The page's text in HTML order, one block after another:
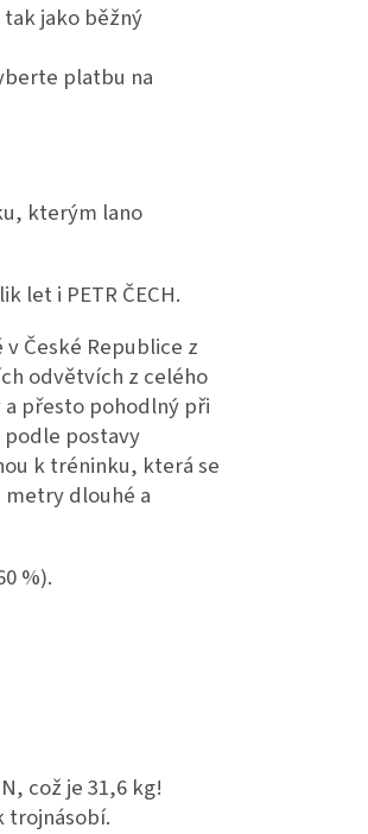
jako běžný
platbu na
kterým lano
let i PETR ČECH.
České Republice z
odvětvích z celého
přesto pohodlný při
postavy
k tréninku, která se
dlouhé a
%).
což je 31,6 kg!
trojnásobí.